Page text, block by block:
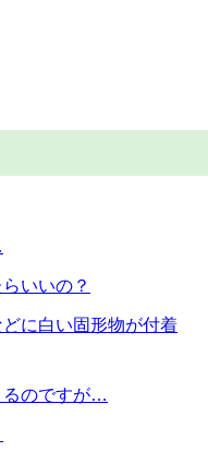
いいの？
に白い固形物が付着
るのですが…